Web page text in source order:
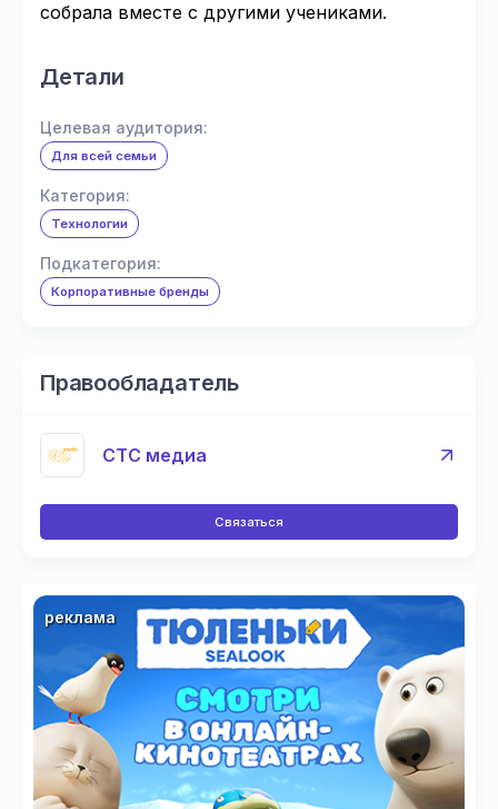
собрала вместе с другими учениками.
Детали
Целевая аудитория:
Для всей семьи
Категория:
Технологии
Подкатегория:
Корпоративные бренды
Правообладатель
СТС медиа
Связаться
реклама